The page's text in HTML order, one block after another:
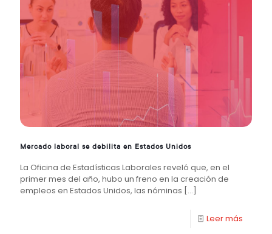
Mercado laboral se debilita en Estados Unidos
La Oficina de Estadísticas Laborales reveló que, en el
primer mes del año, hubo un freno en la creación de
empleos en Estados Unidos, las nóminas […]
Leer más